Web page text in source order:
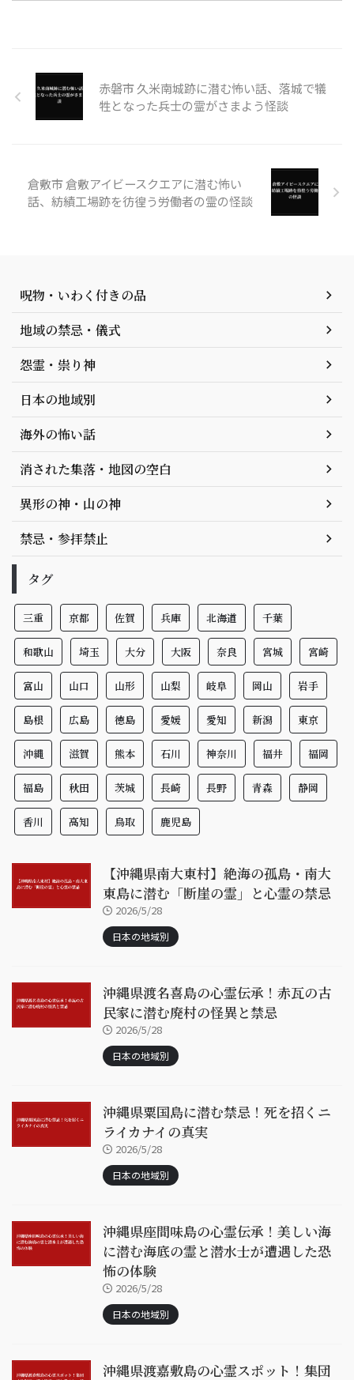
赤磐市 久米南城跡に潜む怖い話、落城で犠
牲となった兵士の霊がさまよう怪談
倉敷市 倉敷アイビースクエアに潜む怖い
話、紡績工場跡を彷徨う労働者の霊の怪談
呪物・いわく付きの品
地域の禁忌・儀式
怨霊・祟り神
日本の地域別
海外の怖い話
消された集落・地図の空白
異形の神・山の神
禁忌・参拝禁止
タグ
三重 京都 佐賀 兵庫 北海道 千葉
和歌山 埼玉 大分 大阪 奈良 宮城 宮崎
富山 山口 山形 山梨 岐阜 岡山 岩手
島根 広島 徳島 愛媛 愛知 新潟 東京
沖縄 滋賀 熊本 石川 神奈川 福井 福岡
福島 秋田 茨城 長崎 長野 青森 静岡
香川 高知 鳥取 鹿児島
【沖縄県南大東村】絶海の孤島・南大
東島に潜む「断崖の霊」と心霊の禁忌
2026/5/28
日本の地域別
沖縄県渡名喜島の心霊伝承！赤瓦の古
民家に潜む廃村の怪異と禁忌
2026/5/28
日本の地域別
沖縄県粟国島に潜む禁忌！死を招くニ
ライカナイの真実
2026/5/28
日本の地域別
沖縄県座間味島の心霊伝承！美しい海
に潜む海底の霊と潜水士が遭遇した恐
怖の体験
2026/5/28
日本の地域別
沖縄県渡嘉敷島の心霊スポット！集団